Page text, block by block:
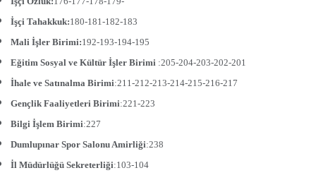
İşçi Tahakkuk:180-181-182-183
Mali İşler Birimi:192-193-194-195
Eğitim Sosyal ve Kültür İşler Birimi :205-204-203-202-201
İhale ve Satınalma Birimi:211-212-213-214-215-216-217
Gençlik Faaliyetleri Birimi:221-223
Bilgi İşlem Birimi:227
Dumlupınar Spor Salonu Amirliği:238
İl Müdürlüğü Sekreterliği:103-104